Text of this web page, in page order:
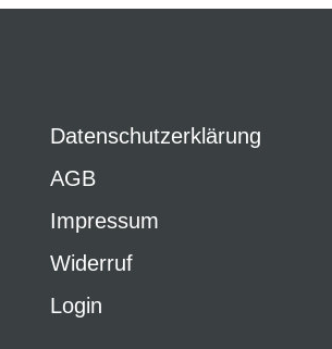
Datenschutzerklärung
AGB
Impressum
Widerruf
Login